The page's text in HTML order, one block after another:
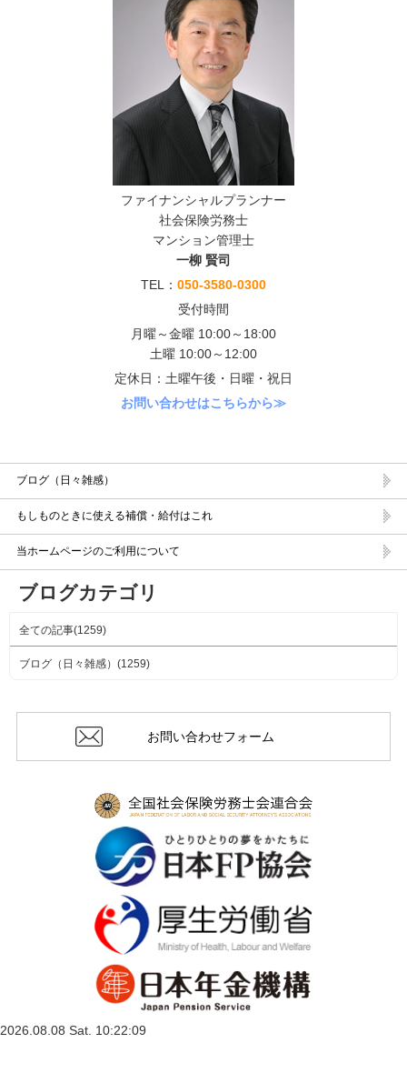
ファイナンシャルプランナー
社会保険労務士
マンション管理士
一柳 賢司
TEL： 050-3580-0300
受付時間
月曜～金曜 10:00～18:00
土曜 10:00～12:00
定休日：土曜午後・日曜・祝日
お問い合わせはこちらから≫
ブログ（日々雑感）
もしものときに使える補償・給付はこれ
当ホームページのご利用について
ブログカテゴリ
全ての記事(1259)
ブログ（日々雑感）(1259)
お問い合わせフォーム
2026.08.08 Sat. 10:22:09